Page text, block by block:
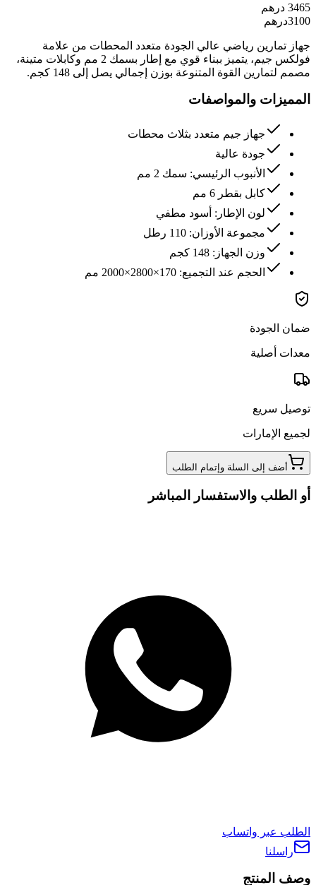
3465 درهم
3100درهم
جهاز تمارين رياضي عالي الجودة متعدد المحطات من علامة
فولكس جيم، يتميز ببناء قوي مع إطار بسمك 2 مم وكابلات متينة،
مصمم لتمارين القوة المتنوعة بوزن إجمالي يصل إلى 148 كجم.
المميزات والمواصفات
جهاز جيم متعدد بثلاث محطات
جودة عالية
الأنبوب الرئيسي: سمك 2 مم
كابل بقطر 6 مم
لون الإطار: أسود مطفي
مجموعة الأوزان: 110 رطل
وزن الجهاز: 148 كجم
الحجم عند التجميع: 170×2800×2000 مم
ضمان الجودة
معدات أصلية
توصيل سريع
لجميع الإمارات
أضف إلى السلة وإتمام الطلب
أو الطلب والاستفسار المباشر
الطلب عبر واتساب
راسلنا
وصف المنتج